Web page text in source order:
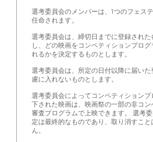
選考委員会のメンバーは、1つのフェス
任命されます。
選考委員会は、締切日までに登録された
し、どの映画をコンペティションプログ
れるかを決定するものとします。
選考委員会は、所定の日付以降に届いた
慮に入れないものとします。
選考委員会によってコンペティションプ
下された映画は、映画祭の一部の非コン
審査プログラムで上映できます。 選考
定は最終的なものであり、取り消すこと
ん。